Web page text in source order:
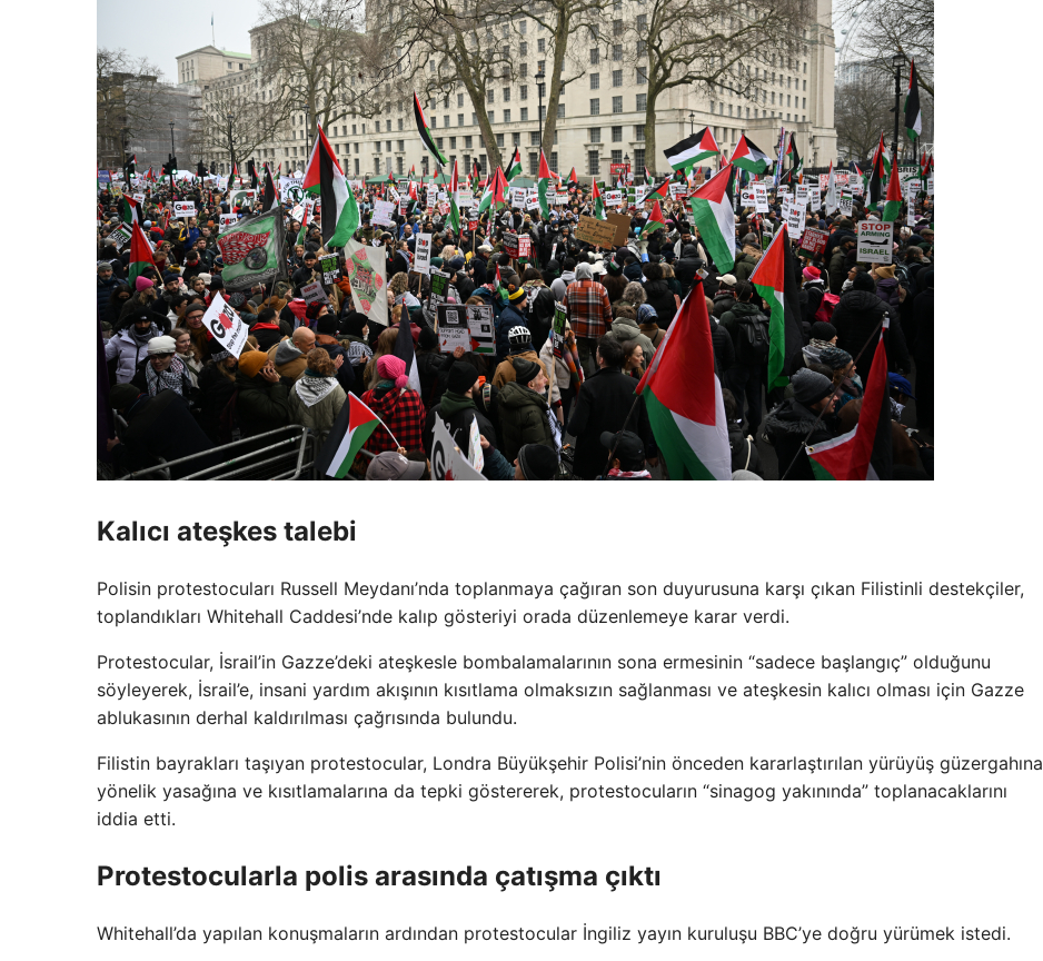
Kalıcı ateşkes talebi
Polisin protestocuları Russell Meydanı’nda toplanmaya çağıran son duyurusuna karşı çıkan Filistinli destekçiler,
toplandıkları Whitehall Caddesi’nde kalıp gösteriyi orada düzenlemeye karar verdi.
Protestocular, İsrail’in Gazze’deki ateşkesle bombalamalarının sona ermesinin “sadece başlangıç” olduğunu
söyleyerek, İsrail’e, insani yardım akışının kısıtlama olmaksızın sağlanması ve ateşkesin kalıcı olması için Gazze
ablukasının derhal kaldırılması çağrısında bulundu.
Filistin bayrakları taşıyan protestocular, Londra Büyükşehir Polisi’nin önceden kararlaştırılan yürüyüş güzergahına
yönelik yasağına ve kısıtlamalarına da tepki göstererek, protestocuların “sinagog yakınında” toplanacaklarını
iddia etti.
Protestocularla polis arasında çatışma çıktı
Whitehall’da yapılan konuşmaların ardından protestocular İngiliz yayın kuruluşu BBC’ye doğru yürümek istedi.